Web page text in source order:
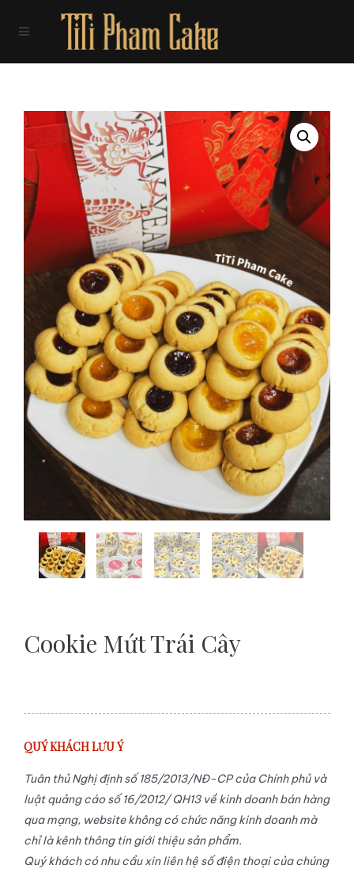
Cookie Mứt Trái Cây
QUÝ KHÁCH LƯU Ý
Tuân thủ Nghị định số 185/2013/NĐ-CP của Chính phủ và
luật quảng cáo số 16/2012/ QH13 về kinh doanh bán hàng
qua mạng, website không có chức năng kinh doanh mà
chỉ là kênh thông tin giới thiệu sản phẩm.
Quý khách có nhu cầu xin liên hệ số điện thoại của chúng